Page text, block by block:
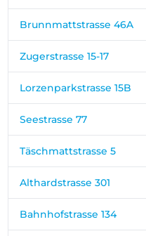
Brunnmattstrasse 46A
Zugerstrasse 15-17
Lorzenparkstrasse 15B
Seestrasse 77
Täschmattstrasse 5
Althardstrasse 301
Bahnhofstrasse 134